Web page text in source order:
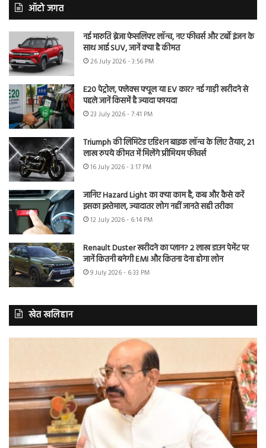
ऑटो जगत
नई मारुति ब्रेजा फेसलिफ्ट लॉन्च, नए फीचर्स और टर्बो इंजन के
साथ आई SUV, जानें क्या है कीमत
26 July 2026 - 3:56 PM
E20 पेट्रोल, फ्लेक्स फ्यूल या EV कार? नई गाड़ी खरीदने से
पहले जानें किसमें है ज्यादा फायदा
23 July 2026 - 7:41 PM
Triumph की लिमिटेड एडिशन बाइक लॉन्च के लिए तैयार, 21
लाख रुपये कीमत में मिलेंगे प्रीमियम फीचर्स
16 July 2026 - 3:17 PM
जानिए Hazard Light का क्या काम है, कब और कैसे करें
इसका इस्तेमाल, ज्यादातर लोग नहीं जानते सही तरीका
12 July 2026 - 6:14 PM
Renault Duster खरीदने का प्लान? 2 लाख डाउन पेमेंट पर
जानें कितनी बनेगी EMI और कितना देना होगा लोन
9 July 2026 - 6:33 PM
खेत खलिहान